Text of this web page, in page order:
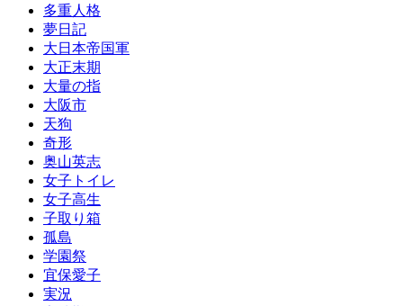
多重人格
夢日記
大日本帝国軍
大正末期
大量の指
大阪市
天狗
奇形
奥山英志
女子トイレ
女子高生
子取り箱
孤島
学園祭
宜保愛子
実況